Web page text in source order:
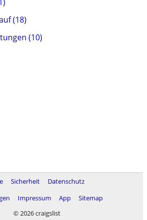
(18)
(10)
Sicherheit
Datenschutz
Impressum App
Sitemap
© 2026 craigslist